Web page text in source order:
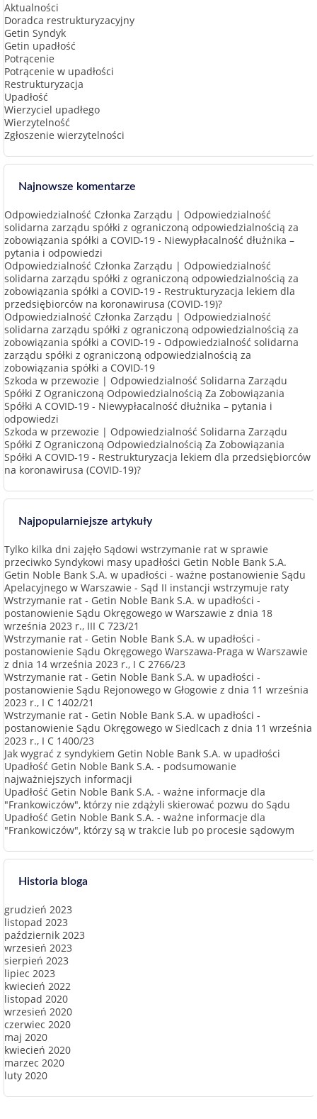
Aktualności
Doradca restrukturyzacyjny
Getin Syndyk
Getin upadłość
Potrącenie
Potrącenie w upadłości
Restrukturyzacja
Upadłość
Wierzyciel upadłego
Wierzytelność
Zgłoszenie wierzytelności
Najnowsze komentarze
Odpowiedzialność Członka Zarządu | Odpowiedzialność
solidarna zarządu spółki z ograniczoną odpowiedzialnością za
zobowiązania spółki a COVID-19 - Niewypłacalność dłużnika –
pytania i odpowiedzi
Odpowiedzialność Członka Zarządu | Odpowiedzialność
solidarna zarządu spółki z ograniczoną odpowiedzialnością za
zobowiązania spółki a COVID-19 - Restrukturyzacja lekiem dla
przedsiębiorców na koronawirusa (COVID-19)?
Odpowiedzialność Członka Zarządu | Odpowiedzialność
solidarna zarządu spółki z ograniczoną odpowiedzialnością za
zobowiązania spółki a COVID-19 - Odpowiedzialność solidarna
zarządu spółki z ograniczoną odpowiedzialnością za
zobowiązania spółki a COVID-19
Szkoda w przewozie | Odpowiedzialność Solidarna Zarządu
Spółki Z Ograniczoną Odpowiedzialnością Za Zobowiązania
Spółki A COVID-19 - Niewypłacalność dłużnika – pytania i
odpowiedzi
Szkoda w przewozie | Odpowiedzialność Solidarna Zarządu
Spółki Z Ograniczoną Odpowiedzialnością Za Zobowiązania
Spółki A COVID-19 - Restrukturyzacja lekiem dla przedsiębiorców
na koronawirusa (COVID-19)?
Najpopularniejsze artykuły
Tylko kilka dni zajęło Sądowi wstrzymanie rat w sprawie
przeciwko Syndykowi masy upadłości Getin Noble Bank S.A.
Getin Noble Bank S.A. w upadłości - ważne postanowienie Sądu
Apelacyjnego w Warszawie - Sąd II instancji wstrzymuje raty
Wstrzymanie rat - Getin Noble Bank S.A. w upadłości -
postanowienie Sądu Okręgowego w Warszawie z dnia 18
września 2023 r., III C 723/21
Wstrzymanie rat - Getin Noble Bank S.A. w upadłości -
postanowienie Sądu Okręgowego Warszawa-Praga w Warszawie
z dnia 14 września 2023 r., I C 2766/23
Wstrzymanie rat - Getin Noble Bank S.A. w upadłości -
postanowienie Sądu Rejonowego w Głogowie z dnia 11 września
2023 r., I C 1402/21
Wstrzymanie rat - Getin Noble Bank S.A. w upadłości -
postanowienie Sądu Okręgowego w Siedlcach z dnia 11 września
2023 r., I C 1400/23
Jak wygrać z syndykiem Getin Noble Bank S.A. w upadłości
Upadłość Getin Noble Bank S.A. - podsumowanie
najważniejszych informacji
Upadłość Getin Noble Bank S.A. - ważne informacje dla
"Frankowiczów", którzy nie zdążyli skierować pozwu do Sądu
Upadłość Getin Noble Bank S.A. - ważne informacje dla
"Frankowiczów", którzy są w trakcie lub po procesie sądowym
Historia bloga
grudzień 2023
listopad 2023
październik 2023
wrzesień 2023
sierpień 2023
lipiec 2023
kwiecień 2022
listopad 2020
wrzesień 2020
czerwiec 2020
maj 2020
kwiecień 2020
marzec 2020
luty 2020